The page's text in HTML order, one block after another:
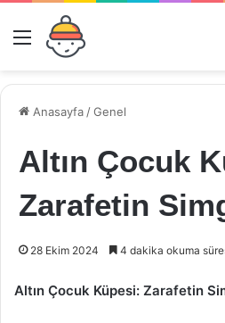
Menü
Anasayfa /Genel
Altın Çocuk
Zarafetin
28 Ekim 2024 4 dakika okuma
Altın Çocuk Küpesi: Zarafetin